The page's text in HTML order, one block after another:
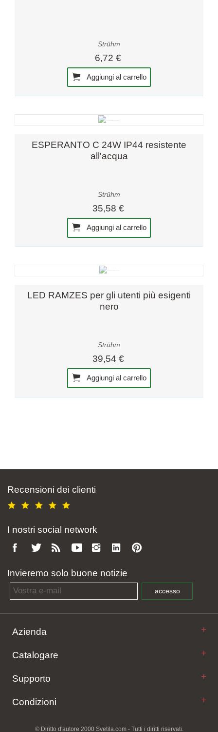
Strühm
6,72 €
Aggiungi al carrello
ESPERANTO C 24W IP44 resistente
all'acqua
Strühm
35,58 €
Aggiungi al carrello
LED RAMZES per gli utenti più esigenti
nero
Strühm
39,54 €
Aggiungi al carrello
Recensioni dei clienti
I nostri social network
Invieremo solo buone notizie
Email address
accesso
Azienda
Catalogare
Supporto
Condizioni
© Diritto d'autore 2000 Svetila.com - Tutti i diritti riservati.